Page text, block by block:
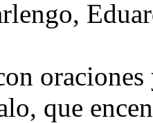
oraciones
que